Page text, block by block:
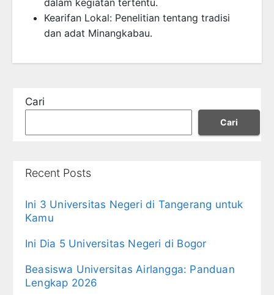
Kearifan Lokal: Penelitian tentang tradisi
dan adat Minangkabau.
Cari
Cari
Recent Posts
Ini 3 Universitas Negeri di Tangerang untuk
Kamu
Ini Dia 5 Universitas Negeri di Bogor
Beasiswa Universitas Airlangga: Panduan
Lengkap 2026